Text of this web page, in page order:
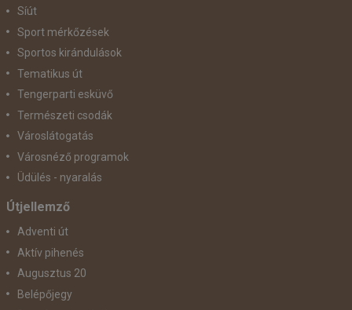
Síút
Sport mérkőzések
Sportos kirándulások
Tematikus út
Tengerparti esküvő
Természeti csodák
Városlátogatás
Városnéző programok
Üdülés - nyaralás
Útjellemző
Adventi út
Aktív pihenés
Augusztus 20
Belépőjegy